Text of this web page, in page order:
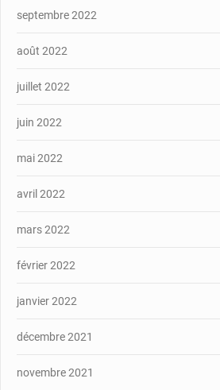
septembre 2022
août 2022
juillet 2022
juin 2022
mai 2022
avril 2022
mars 2022
février 2022
janvier 2022
décembre 2021
novembre 2021